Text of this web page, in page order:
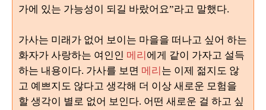
가에 있는 가능성이 되길 바랐어요”라고 말했다.
가사는 미래가 없어 보이는 마을을 떠나고 싶어 하는
화자가 사랑하는 여인인 메리 에게 같이 가자고 설득
하는 내용이다. 가사를 보면 메리 는 이제 젊지도 않
고 예쁘지도 않다고 생각해 더 이상 새로운 모험을
할 생각이 별로 없어 보인다. 어떤 새로운 걸 하고 싶